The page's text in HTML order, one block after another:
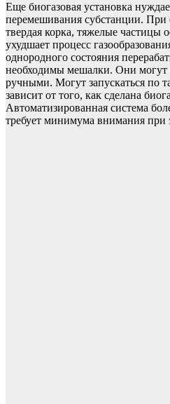
Еще биогазовая установка
перемешивания субстанции. При
твердая корка, тяжелые частицы
ухудшает процесс
однородного состояния
необходимы мешалки. Они
ручными. Могут запускаться по
зависит от того, как сделана
Автоматизированная система
требует минимума внимания при